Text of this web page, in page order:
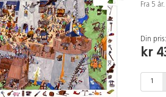
Fra 5 år.
Din pris:
kr